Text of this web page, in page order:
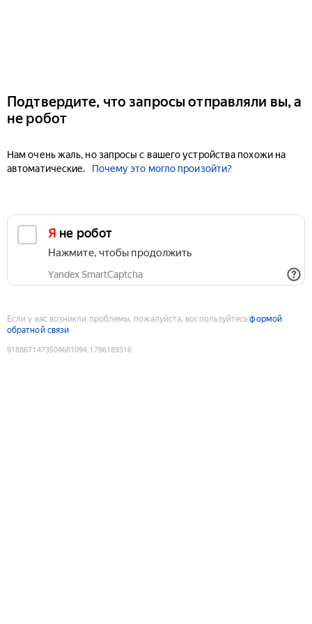
Подтвердите, что запросы отправляли вы, а
не робот
Нам очень жаль, но запросы с вашего устройства похожи на
автоматические.
Почему это могло произойти?
Я не робот
Нажмите, чтобы продолжить
Yandex SmartCaptcha
Если у вас возникли проблемы, пожалуйста, воспользуйтесьформой
обратной связи
9188671473504681094:1786189316